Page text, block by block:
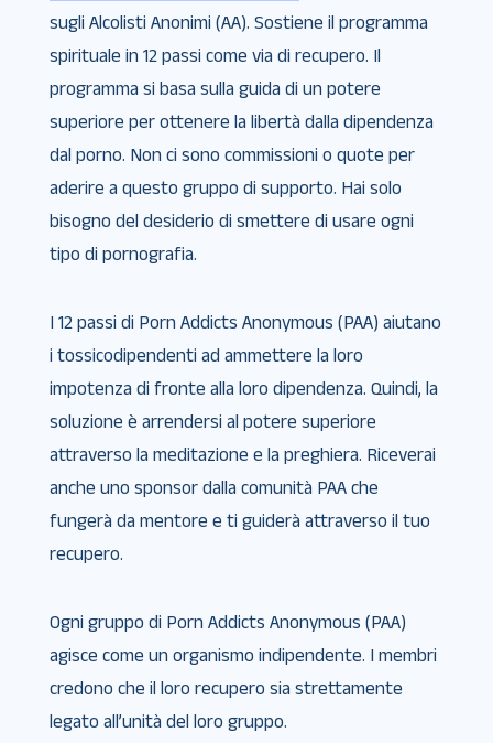
sugli Alcolisti Anonimi (AA). Sostiene il programma
spirituale in 12 passi come via di recupero. Il
programma si basa sulla guida di un potere
superiore per ottenere la libertà dalla dipendenza
dal porno. Non ci sono commissioni o quote per
aderire a questo gruppo di supporto. Hai solo
bisogno del desiderio di smettere di usare ogni
tipo di pornografia.
I 12 passi di Porn Addicts Anonymous (PAA) aiutano
i tossicodipendenti ad ammettere la loro
impotenza di fronte alla loro dipendenza. Quindi, la
soluzione è arrendersi al potere superiore
attraverso la meditazione e la preghiera. Riceverai
anche uno sponsor dalla comunità PAA che
fungerà da mentore e ti guiderà attraverso il tuo
recupero.
Ogni gruppo di Porn Addicts Anonymous (PAA)
agisce come un organismo indipendente. I membri
credono che il loro recupero sia strettamente
legato all’unità del loro gruppo.